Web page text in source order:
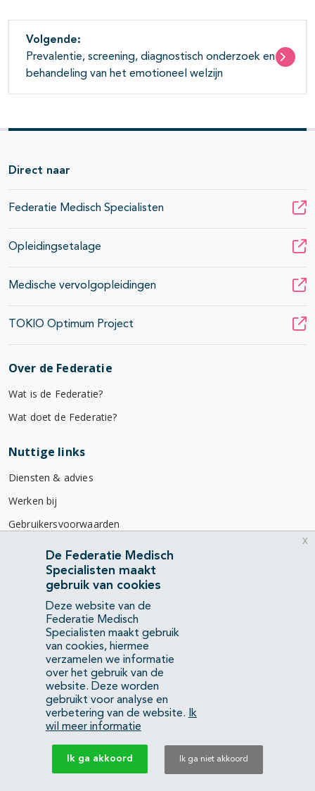
Volgende:
Prevalentie, screening, diagnostisch onderzoek en
behandeling van het emotioneel welzijn
Direct naar
Federatie Medisch Specialisten
Opleidingsetalage
Medische vervolgopleidingen
TOKIO Optimum Project
Over de Federatie
Wat is de Federatie?
Wat doet de Federatie?
Nuttige links
Diensten & advies
Werken bij
Gebruikersvoorwaarden
Privacyverklaring
Contact
Mercatorlaan 1200
3528 BL Utrecht
(088) 505 34 34
info@richtlijnendatabase.nl
YouTubeLinkedIn
KvK Federatie Medisch Specialisten:40483480
Privacyverklaring
De Federatie Medisch
Specialisten maakt
gebruik van cookies
Deze website van de
Federatie Medisch
Specialisten maakt gebruik
van cookies, hiermee
verzamelen we informatie
over het gebruik van de
website. Deze worden
gebruikt voor analyse en
verbetering van de website.
Ik
wil meer informatie
Ik ga akkoord Ik ga niet akkoord
x